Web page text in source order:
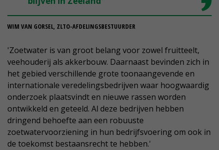
WIM VAN GORSEL, ZLTO-AFDELINGSBESTUURDER
'Zoetwater is van groot belang voor zowel fruitteelt,
veehouderij als akkerbouw. Daarnaast bevinden zich in
het gebied verschillende grote toonaangevende en
internationale veredelingsbedrijven waar hoogwaardig
onderzoek plaatsvindt en nieuwe rassen worden
ontwikkeld en geteeld. Al deze bedrijven hebben
dringend behoefte aan een robuuste
zoetwatervoorziening in hun bedrijfsvoering om ook in
de toekomst bestaansrecht te hebben.'